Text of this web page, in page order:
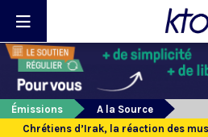
Émissions
A la Source
Chrétiens d’Irak, la réaction des